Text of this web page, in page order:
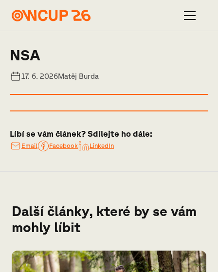
NSA
17. 6. 2026Matěj Burda
Líbí se vám článek? Sdílejte ho dále:
Email Facebook LinkedIn
Další články, které by se vám
mohly líbit